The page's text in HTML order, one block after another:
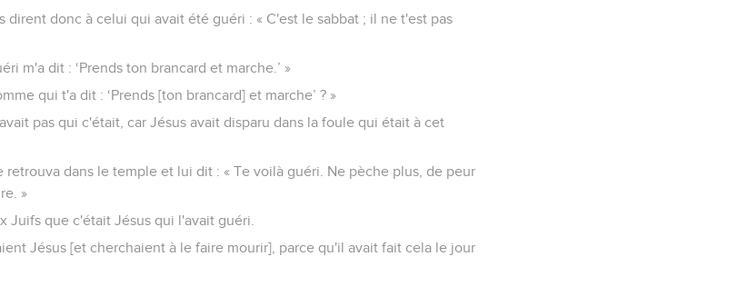
dirent donc à celui qui avait été guéri : « C'est le sabbat ; il ne t'est pas
m'a dit : ‘Prends ton brancard et marche.’ »
qui t'a dit : ‘Prends [ton brancard] et marche’ ? »
pas qui c'était, car Jésus avait disparu dans la foule qui était à cet
retrouva dans le temple et lui dit : « Te voilà guéri. Ne pèche plus, de peur
»
Juifs que c'était Jésus qui l'avait guéri.
Jésus [et cherchaient à le faire mourir], parce qu'il avait fait cela le jour